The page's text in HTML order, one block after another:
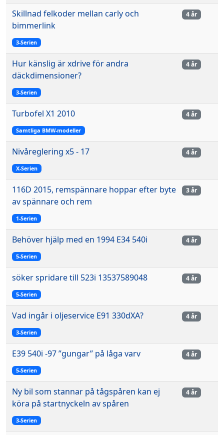
Skillnad felkoder mellan carly och
bimmerlink
3-Serien
4 år
Hur känslig är xdrive för andra
däckdimensioner?
3-Serien
4 år
Turbofel X1 2010
Samtliga BMW-modeller
4 år
Nivåreglering x5 - 17
X-Serien
4 år
116D 2015, remspännare hoppar efter byte
av spännare och rem
1-Serien
3 år
Behöver hjälp med en 1994 E34 540i
5-Serien
4 år
söker spridare till 523i 13537589048
5-Serien
4 år
Vad ingår i oljeservice E91 330dXA?
3-Serien
4 år
E39 540i -97 ”gungar” på låga varv
5-Serien
4 år
Ny bil som stannar på tågspåren kan ej
köra på startnyckeln av spåren
3-Serien
4 år